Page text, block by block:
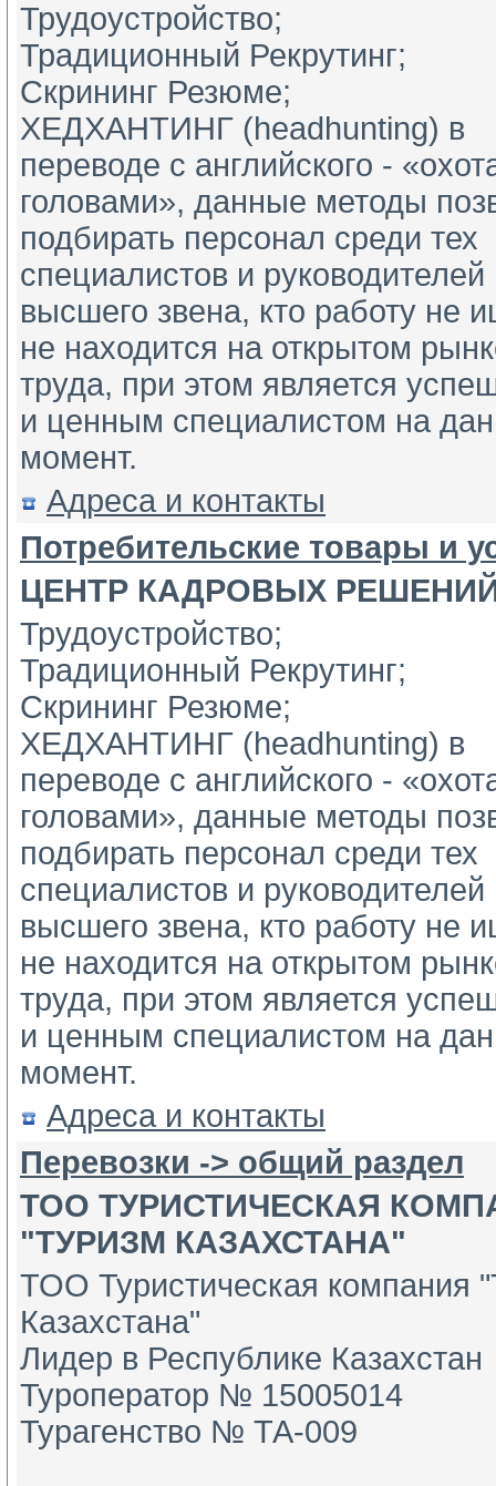
Трудоустройство;
Традиционный Рекрутинг;
Скрининг Резюме;
ХЕДХАНТИНГ (headhunting) в
переводе с английского -
головами», данные методы
подбирать персонал среди тех
специалистов и руководителей
высшего звена, кто работу не
не находится на открытом
труда, при этом является
и ценным специалистом на
момент.
Адреса и контакты
Потребительские товары и
ЦЕНТР КАДРОВЫХ
Трудоустройство;
Традиционный Рекрутинг;
Скрининг Резюме;
ХЕДХАНТИНГ (headhunting) в
переводе с английского -
головами», данные методы
подбирать персонал среди тех
специалистов и руководителей
высшего звена, кто работу не
не находится на открытом
труда, при этом является
и ценным специалистом на
момент.
Адреса и контакты
Перевозки -> общий раздел
ТОО ТУРИСТИЧЕСКАЯ
"ТУРИЗМ КАЗАХСТАНА"
ТОО Туристическая компания
Казахстана"
Лидер в Республике Казахстан
Туроператор № 15005014
Турагенство № ТА-009